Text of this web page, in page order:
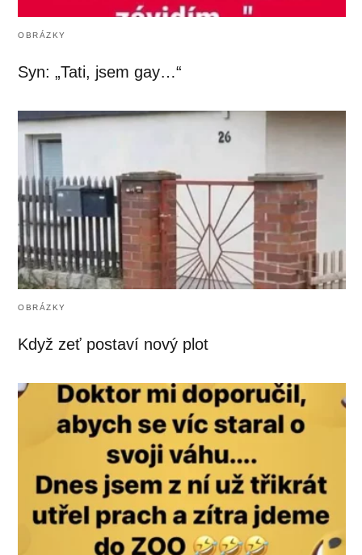
OBRÁZKY
Syn: „Tati, jsem gay…“
OBRÁZKY
Když zeť postaví nový plot